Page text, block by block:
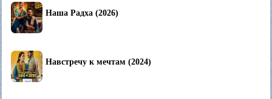
Наша Радха (2026)
Навстречу к мечтам (2024)